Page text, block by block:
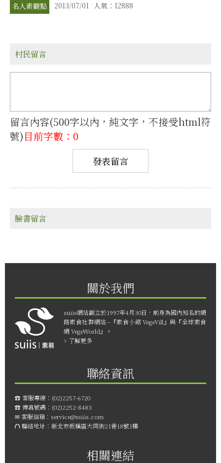
名人素觀點 2013/07/01 人氣：12888
村民留言
留言內容(500字以內，純文字，不接受html符
號)目前字數：0
臉書留言
關於我們
suiis網站創立於1997年4月30日，前身為國內知名的網
路素食社群網站--『素食小館 VegeVill』與『全球素食
網 VegeWorld』。
> 了解更多
聯絡資訊
☎︎ 客服專線： (02)2257-6720
☎︎ 傳真號碼： (02)2252-8483
✉ 客服信箱： service@suiis.com
⛫ 聯絡地址： 新北市板橋區大同街21巷18號1樓
相關連結